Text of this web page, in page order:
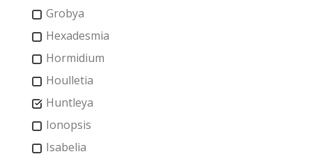
Grobya
Hexadesmia
Hormidium
Houlletia
Huntleya
Ionopsis
Isabelia